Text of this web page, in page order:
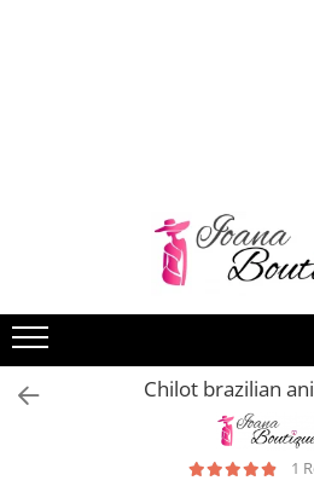
Chiloti clasici
Chiloti tanga
Compleuri & body-uriChilot brazilian
1